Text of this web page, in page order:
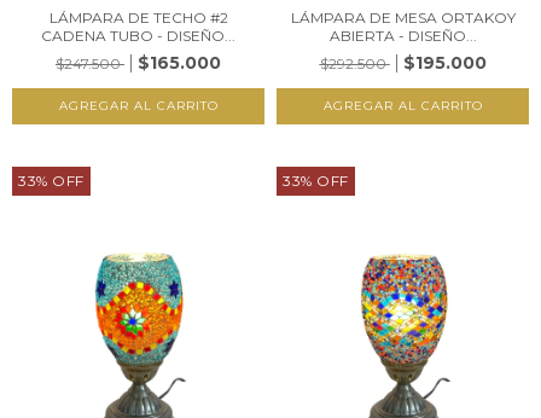
LÁMPARA DE TECHO #2
CADENA TUBO - DISEÑO...
$247.500
$165.000
LÁMPARA DE MESA ORTAKOY
ABIERTA - DISEÑO...
$292.500
$195.000
33% OFF 33% OFF